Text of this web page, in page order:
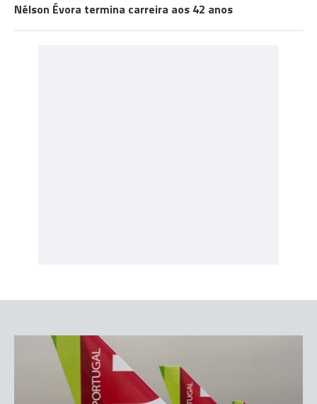
Nélson Évora termina carreira aos 42 anos